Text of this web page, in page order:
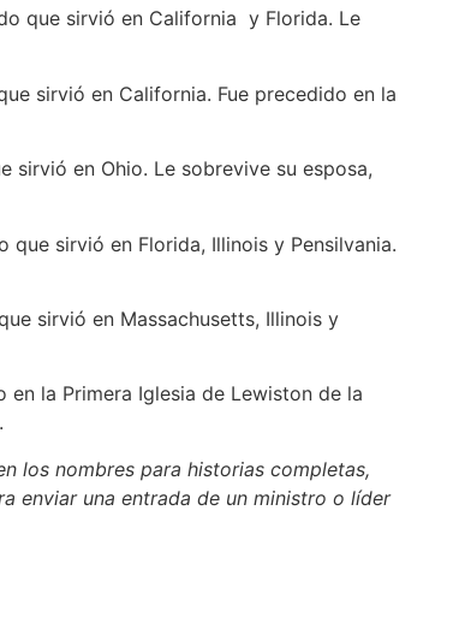
que sirvió en California y Florida. Le
sirvió en California. Fue precedido en la
sirvió en Ohio. Le sobrevive su esposa,
sirvió en Florida, Illinois y Pensilvania.
sirvió en Massachusetts, Illinois y
en la Primera Iglesia de Lewiston de la
los nombres para historias completas,
enviar una entrada de un ministro o líder